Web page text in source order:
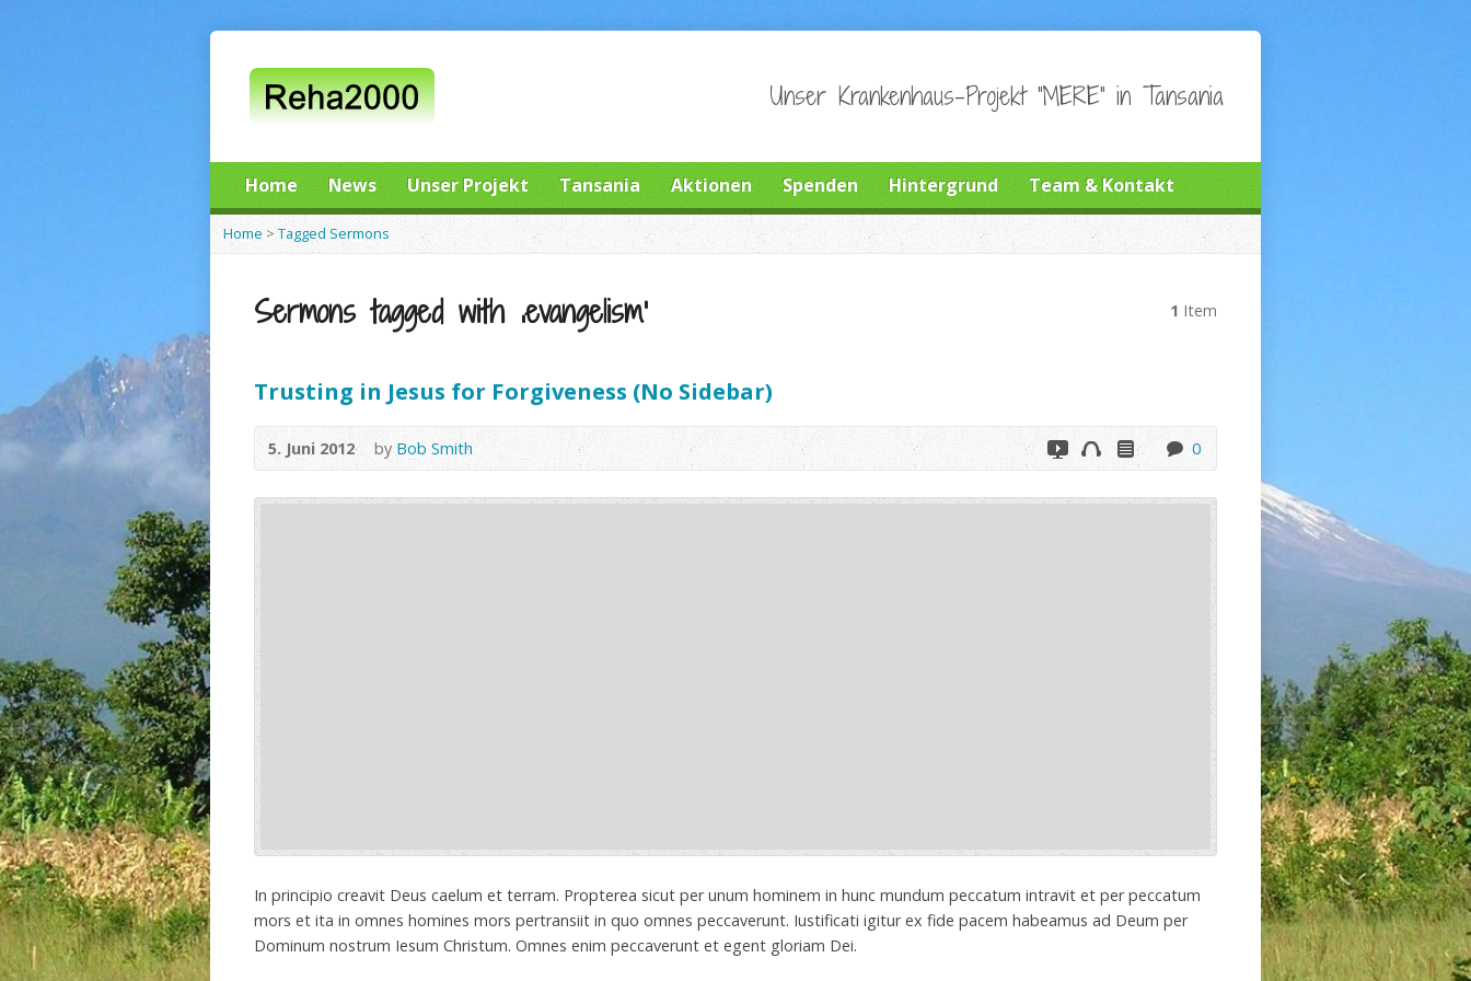
Unser Krankenhaus-Projekt "MERE" in Tansania
Home News Unser Projekt Tansania Aktionen Spenden Hintergrund Team & Kontakt
Home > Tagged Sermons
Sermons tagged with ‚evangelism‘ 1 Item
Trusting in Jesus for Forgiveness (No Sidebar)
5. Juni 2012 byBob Smith 0
In principio creavit Deus caelum et terram. Propterea sicut per unum hominem in hunc mundum peccatum intravit et per peccatum
mors et ita in omnes homines mors pertransiit in quo omnes peccaverunt. Iustificati igitur ex fide pacem habeamus ad Deum per
Dominum nostrum Iesum Christum. Omnes enim peccaverunt et egent gloriam Dei.